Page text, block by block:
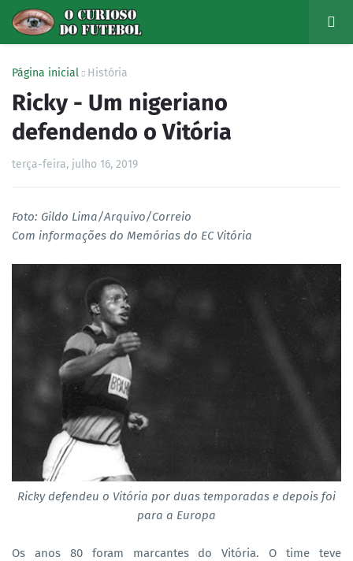
Página inicial História
Ricky - Um nigeriano
defendendo o Vitória
terça-feira, julho 16, 2019
Foto: Gildo Lima/Arquivo/Correio
Com informações do Memórias do EC Vitória
Ricky defendeu o Vitória por duas temporadas e depois foi
para a Europa
Os anos 80 foram marcantes do Vitória. O time teve